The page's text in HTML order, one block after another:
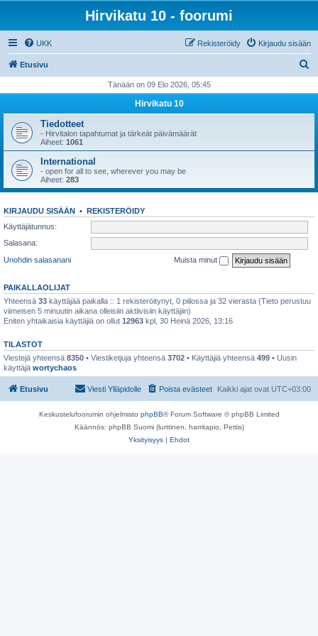
Hirvikatu 10 - foorumi
UKK Kirjaudu sisään
Rekisteröidy
Etusivu
i
Tänään on 09 Elo 2026, 05:45
Hirvikatu 10
Tiedotteet
- Hirvitalon tapahtumat ja tärkeät päivämäärät
Aiheet: 1061
International
- open for all to see, wherever you may be
Aiheet: 283
KIRJAUDU SISÄÄN • REKISTERÖIDY
Käyttäjätunnus:
Salasana:
Unohdin salasanani
Muista minut
PAIKALLAOLIJAT
Yhteensä 33 käyttäjää paikalla :: 1 rekisteröitynyt, 0 piilossa ja 32 vierasta (Tieto perustuu
viimeisen 5 minuutin aikana olleisiin aktiivisiin käyttäjiin)
Eniten yhtaikaisia käyttäjiä on ollut 12963 kpl, 30 Heinä 2026, 13:16
TILASTOT
Viestejä yhteensä 8350 • Viestiketjuja yhteensä 3702 • Käyttäjiä yhteensä 499 • Uusin
käyttäjä wortychaos
Etusivu Kaikki ajat ovat UTC+03:00
Poista evästeet
Viesti Ylläpidolle
Keskustelufoorumin ohjelmisto phpBB® Forum Software © phpBB Limited
Käännös: phpBB Suomi (lurttinen, harritapio, Pettis)
Yksityisyys | Ehdot